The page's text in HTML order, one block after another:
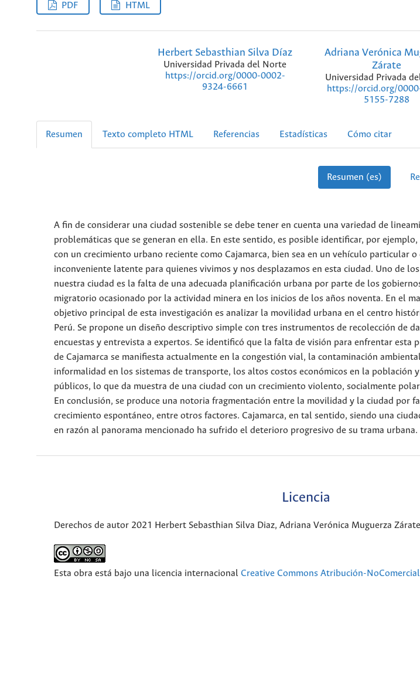
PDF HTML
Herbert Sebasthian Silva Díaz
Universidad Privada del Norte
https://orcid.org/0000-0002-
9324-6661
Adriana Verónica
Zárate
Universidad Privada
https://orcid.org/
5155-7288
Resumen Texto completo HTML Referencias Estadísticas Cómo citar
Resumen (es)
A fin de considerar una ciudad sostenible se debe tener en cuenta una variedad de
problemáticas que se generan en ella. En este sentido, es posible identificar, por
con un crecimiento urbano reciente como Cajamarca, bien sea en un vehículo particular
inconveniente latente para quienes vivimos y nos desplazamos en esta ciudad. Uno de
nuestra ciudad es la falta de una adecuada planificación urbana por parte de los
migratorio ocasionado por la actividad minera en los inicios de los años noventa. En el
objetivo principal de esta investigación es analizar la movilidad urbana en el centro
Perú. Se propone un diseño descriptivo simple con tres instrumentos de recolección de
encuestas y entrevista a expertos. Se identificó que la falta de visión para enfrentar esta
de Cajamarca se manifiesta actualmente en la congestión vial, la contaminación
informalidad en los sistemas de transporte, los altos costos económicos en la población
públicos, lo que da muestra de una ciudad con un crecimiento violento, socialmente
En conclusión, se produce una notoria fragmentación entre la movilidad y la ciudad por
crecimiento espontáneo, entre otros factores. Cajamarca, en tal sentido, siendo una
en razón al panorama mencionado ha sufrido el deterioro progresivo de su trama urbana.
Licencia
Derechos de autor 2021 Herbert Sebasthian Silva Diaz, Adriana Verónica Muguerza Zárate
Esta obra está bajo una licencia internacional Creative Commons Atribución-